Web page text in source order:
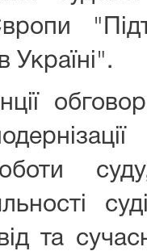
Україні".
та